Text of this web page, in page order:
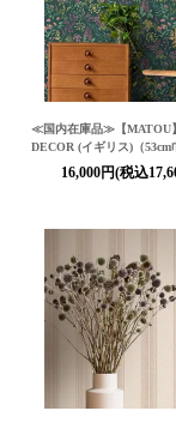
≪国内在庫品≫【MATOU
DECOR (イギリス)（53cm
16,000円(税込